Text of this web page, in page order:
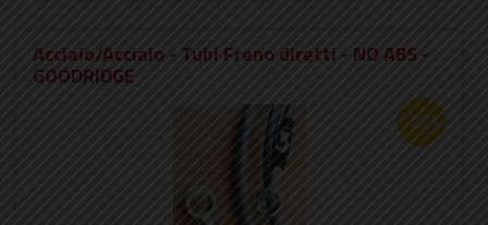
Acciaio/Acciaio - Tubi Freno diretti - NO ABS -
GOODRIDGE
-22%